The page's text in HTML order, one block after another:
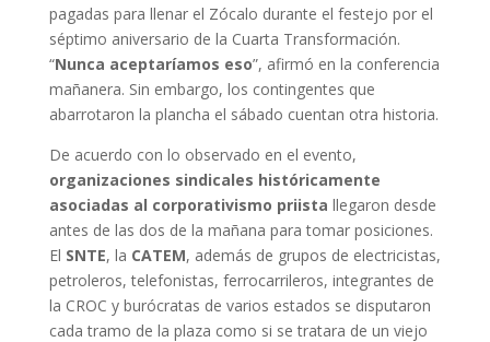
pagadas para llenar el Zócalo durante el festejo por el
séptimo aniversario de la Cuarta Transformación.
“Nunca aceptaríamos eso”, afirmó en la conferencia
mañanera. Sin embargo, los contingentes que
abarrotaron la plancha el sábado cuentan otra historia.
De acuerdo con lo observado en el evento,
organizaciones sindicales históricamente
asociadas al corporativismo priista llegaron desde
antes de las dos de la mañana para tomar posiciones.
El SNTE, la CATEM, además de grupos de electricistas,
petroleros, telefonistas, ferrocarrileros, integrantes de
la CROC y burócratas de varios estados se disputaron
cada tramo de la plaza como si se tratara de un viejo